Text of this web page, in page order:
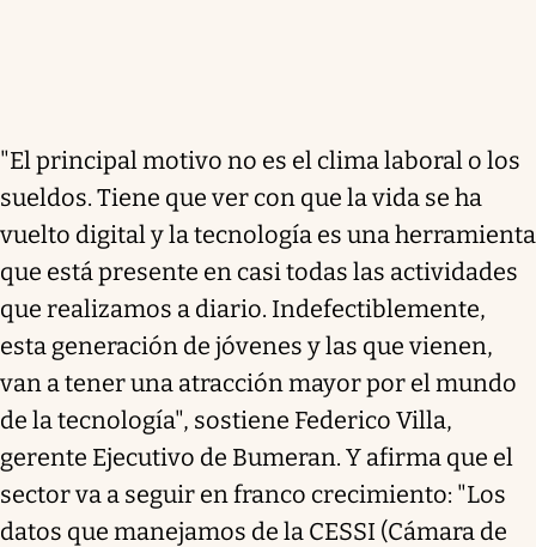
"El principal motivo no es el clima laboral o los
sueldos. Tiene que ver con que la vida se ha
vuelto digital y la tecnología es una herramienta
que está presente en casi todas las actividades
que realizamos a diario. Indefectiblemente,
esta generación de jóvenes y las que vienen,
van a tener una atracción mayor por el mundo
de la tecnología", sostiene Federico Villa,
gerente Ejecutivo de Bumeran. Y afirma que el
sector va a seguir en franco crecimiento: "Los
datos que manejamos de la CESSI (Cámara de